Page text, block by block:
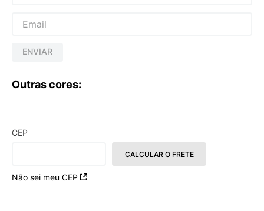
ENVIAR
Outras cores:
CEP
Não sei meu CEP
CALCULAR O FRETE